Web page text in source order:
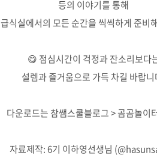
등의 이야기를 통해
급식실에서의 모든 순간을 씩씩하게 준비
😋 점심시간이 걱정과 잔소리보다
설렘과 즐거움으로 가득 차길 바랍
다운로드는 참쌤스쿨블로그 > 곰곰놀이
자료제작: 6기 이하영선생님